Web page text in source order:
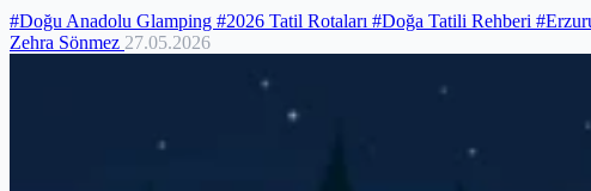
anlayışınızı kökten değiştirmeye aday.
#Doğu Anadolu Glamping #2026 Tatil Rotaları #Doğa Tatili Rehberi
Zehra Sönmez 27.05.2026